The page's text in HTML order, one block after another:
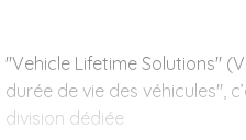
"Vehicle Lifetime Solutions"
durée de vie des véhicules",
division dédiée